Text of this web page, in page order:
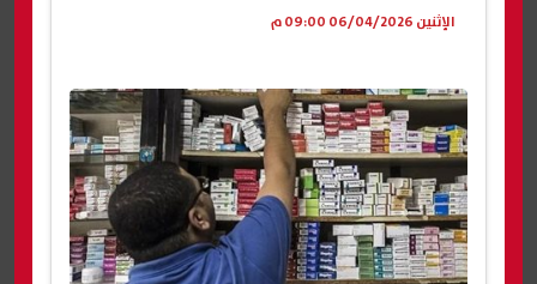
الإثنين 06/04/2026 09:00 م